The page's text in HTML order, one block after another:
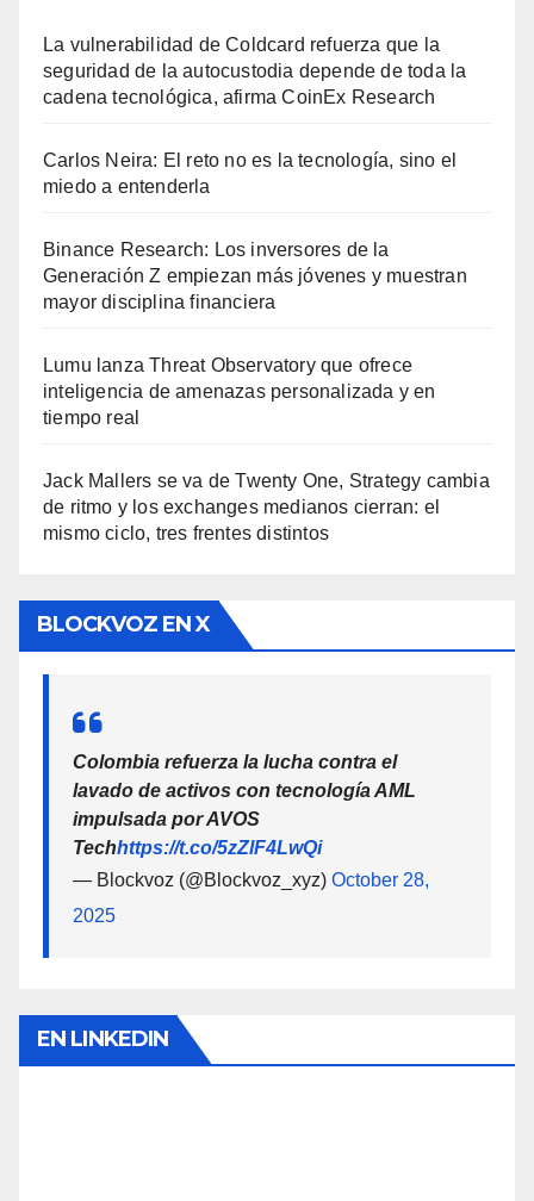
La vulnerabilidad de Coldcard refuerza que la
seguridad de la autocustodia depende de toda la
cadena tecnológica, afirma CoinEx Research
Carlos Neira: El reto no es la tecnología, sino el
miedo a entenderla
Binance Research: Los inversores de la
Generación Z empiezan más jóvenes y muestran
mayor disciplina financiera
Lumu lanza Threat Observatory que ofrece
inteligencia de amenazas personalizada y en
tiempo real
Jack Mallers se va de Twenty One, Strategy cambia
de ritmo y los exchanges medianos cierran: el
mismo ciclo, tres frentes distintos
BLOCKVOZ EN X
Colombia refuerza la lucha contra el
lavado de activos con tecnología AML
impulsada por AVOS
Techhttps://t.co/5zZlF4LwQi
— Blockvoz (@Blockvoz_xyz) October 28,
2025
EN LINKEDIN